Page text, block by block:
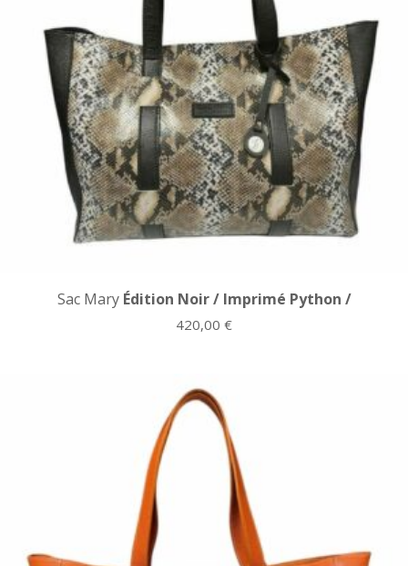
Sac Mary Édition Noir / Imprimé Python /
420,00 €